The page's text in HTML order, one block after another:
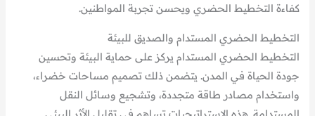
كفاءة التخطيط الحضري ويحسن تجربة المواطنين.
التخطيط الحضري المستدام والصديق للبيئة
التخطيط الحضري المستدام يركز على حماية البيئة وتحسين
جودة الحياة في المدن. يتضمن ذلك تصميم مساحات خضراء،
واستخدام مصادر طاقة متجددة، وتشجيع وسائل النقل